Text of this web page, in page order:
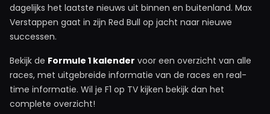
dagelijks het laatste nieuws uit binnen en buitenland. Max
Verstappen gaat in zijn Red Bull op jacht naar nieuwe
successen.
Bekijk de Formule 1 kalender voor een overzicht van alle
races, met uitgebreide informatie van de races en real-
time informatie. Wil je F1 op TV kijken bekijk dan het
complete overzicht!